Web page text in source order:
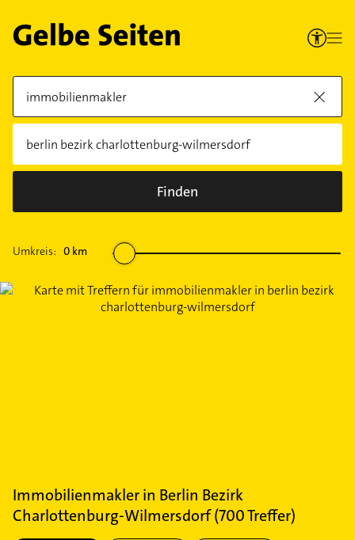
Finden
Umkreis: 0 km
Immobilienmaklerin Berlin Bezirk
Charlottenburg-Wilmersdorf(700Treffer)